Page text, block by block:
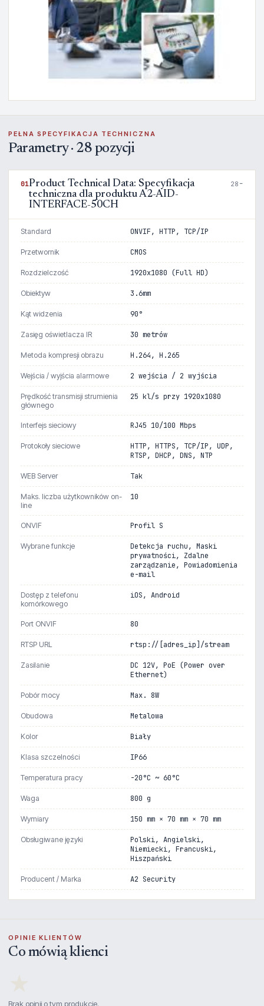
PEŁNA SPECYFIKACJA TECHNICZNA
Parametry · 28 pozycji
01Product Technical Data: Specyfikacja
techniczna dla produktu A2-AID-
INTERFACE-50CH
28
Standard ONVIF, HTTP, TCP/IP
Przetwornik CMOS
Rozdzielczość 1920x1080 (Full HD)
Obiektyw 3.6mm
Kąt widzenia 90°
Zasięg oświetlacza IR 30 metrów
Metoda kompresji obrazu H.264, H.265
Wejścia / wyjścia alarmowe 2 wejścia / 2 wyjścia
Prędkość transmisji strumienia
głównego
25 kl/s przy 1920x1080
Interfejs sieciowy RJ45 10/100 Mbps
Protokoły sieciowe
HTTP, HTTPS, TCP/IP, UDP,
RTSP, DHCP, DNS, NTP
WEB Server Tak
Maks. liczba użytkowników on-
line
10
ONVIF Profil S
Wybrane funkcje
Detekcja ruchu, Maski
prywatności, Zdalne
zarządzanie, Powiadomienia
e-mail
Dostęp z telefonu
komórkowego
iOS, Android
Port ONVIF 80
RTSP URL rtsp://[adres_ip]/stream
Zasilanie
DC 12V, PoE (Power over
Ethernet)
Pobór mocy Max. 8W
Obudowa Metalowa
Kolor Biały
Klasa szczelności IP66
Temperatura pracy -20°C ~ 60°C
Waga 800 g
Wymiary 150 mm × 70 mm × 70 mm
Obsługiwane języki
Polski, Angielski,
Niemiecki, Francuski,
Hiszpański
Producent / Marka A2 Security
OPINIE KLIENTÓW
Co mówią klienci
Brak opinii o tym produkcie.